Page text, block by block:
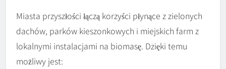
Miasta przyszłości łączą korzyści płynące z zielonych
dachów, parków kieszonkowych i miejskich farm z
lokalnymi instalacjami na biomasę. Dzięki temu
możliwy jest: